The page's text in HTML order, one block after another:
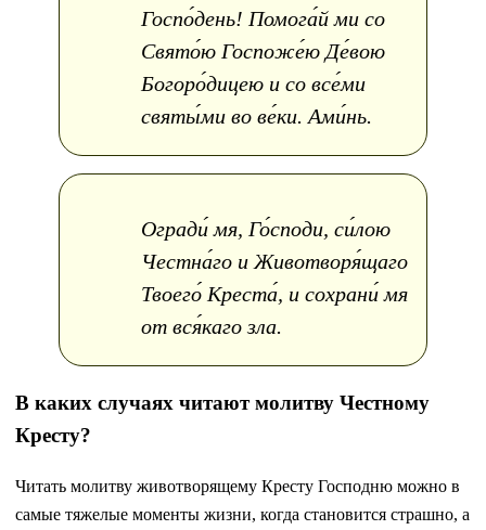
Госпо́день! Помога́й ми со
Свято́ю Госпоже́ю Де́вою
Богоро́дицею и со все́ми
святы́ми во ве́ки. Ами́нь.
Огради́ мя, Го́споди, си́лою
Честна́го и Животворя́щаго
Твоего́ Креста́, и сохрани́ мя
от вся́каго зла.
В каких случаях читают молитву Честному
Кресту?
Читать молитву животворящему Кресту Господню можно в
самые тяжелые моменты жизни, когда становится страшно, а